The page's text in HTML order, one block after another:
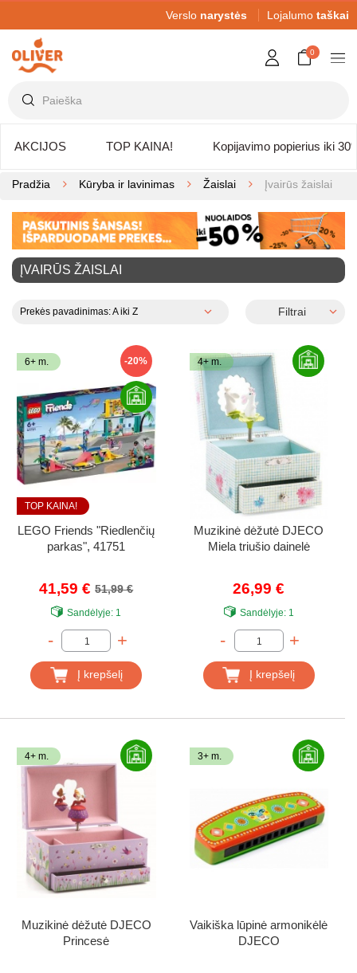
Verslo narystės Lojalumo taškai
0
AKCIJOS TOP KAINA! Kopijavimo popierius iki
Pradžia Kūryba ir lavinimas Žaislai Įvairūs žaislai
ĮVAIRŪS ŽAISLAI
Prekės pavadinimas: A iki Z Filtrai
-20%
TOP KAINA!
6+ m.
LEGO Friends "Riedlenčių
parkas", 41751
41,59 €51,99 €
Sandėlyje: 1
- +
Į krepšelį
4+ m.
Muzikinė dėžutė DJECO
Miela triušio dainelė
26,99 €
Sandėlyje:1
- +
Į krepšelį
4+ m.
Muzikinė dėžutė DJECO
Princesė
3+ m.
Vaikiška lūpinė armonikėlė
DJECO